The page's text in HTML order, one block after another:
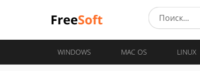
WINDOWS MAC OS LINUX